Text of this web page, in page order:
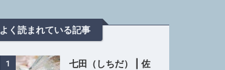
よく読まれている記事
1
七田（しちだ） | 佐